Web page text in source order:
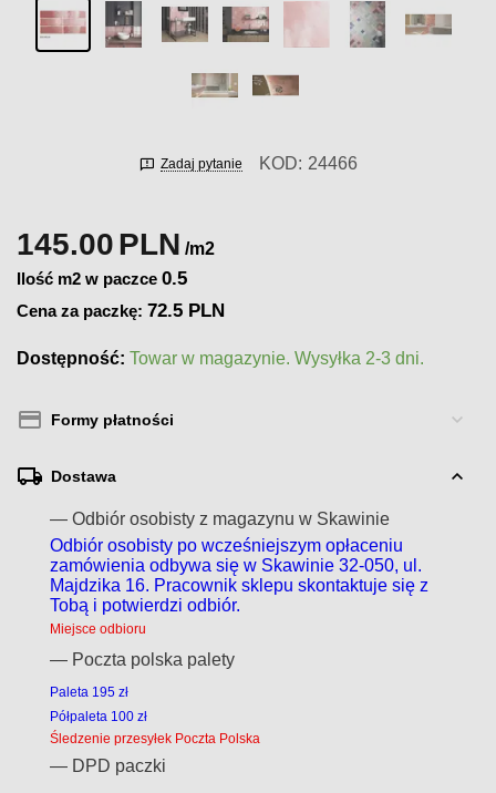
Zadaj pytanie KOD: 24466
145.00PLN /m2
Ilość m2 w paczce 0.5
Cena za paczkę:72.5 PLN
Dostępność: Towar w magazynie. Wysyłka 2-3 dni.
Formy płatności
Dostawa
— Odbiór osobisty z magazynu w Skawinie
Odbiór osobisty po wcześniejszym opłaceniu
zamówienia odbywa się w Skawinie 32-050, ul.
Majdzika 16. Pracownik sklepu skontaktuje się z
Tobą i potwierdzi odbiór.
Miejsce odbioru
— Poczta polska palety
Paleta 195 zł
Półpaleta 100 zł
Śledzenie przesyłek Poczta Polska
— DPD paczki